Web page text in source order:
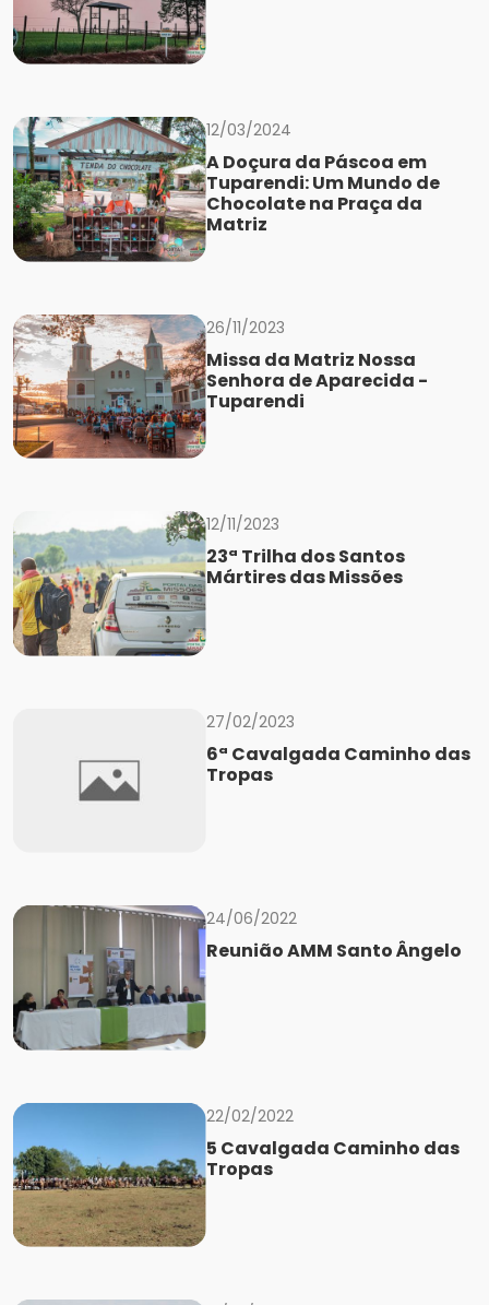
12/03/2024
A Doçura da Páscoa em
Tuparendi: Um Mundo de
Chocolate na Praça da
Matriz
26/11/2023
Missa da Matriz Nossa
Senhora de Aparecida -
Tuparendi
12/11/2023
23ª Trilha dos Santos
Mártires das Missões
27/02/2023
6ª Cavalgada Caminho das
Tropas
24/06/2022
Reunião AMM Santo Ângelo
22/02/2022
5 Cavalgada Caminho das
Tropas